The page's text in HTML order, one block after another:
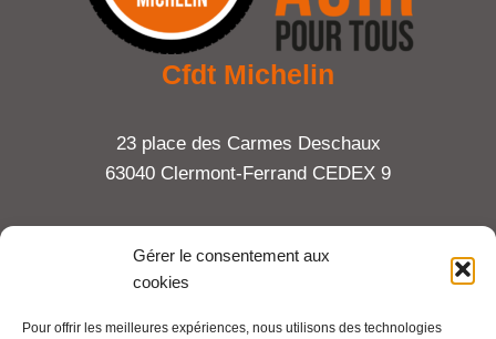
Gérer le consentement aux
cookies
Pour offrir les meilleures expériences, nous utilisons des technologies
Cfdt Michelin
23 place des Carmes Deschaux
63040 Clermont-Ferrand CEDEX 9
Tel : 06 65 27 23 81